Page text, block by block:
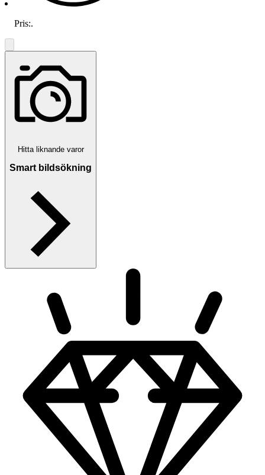
Pris:.
Hitta liknande varor
Smart bildsökning